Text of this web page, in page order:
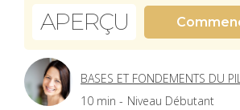
APERÇU
BASES ET FONDEMENTS DU
10 min - Niveau Débutant